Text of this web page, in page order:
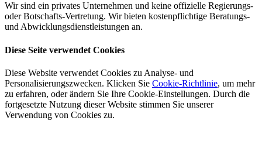
Wir sind ein privates Unternehmen und keine offizielle Regierungs-
oder Botschafts-Vertretung. Wir bieten kostenpflichtige Beratungs-
und Abwicklungsdienstleistungen an.
Diese Seite verwendet Cookies
Diese Website verwendet Cookies zu Analyse- und
Personalisierungszwecken. Klicken Sie Cookie-Richtlinie, um mehr
zu erfahren, oder ändern Sie Ihre Cookie-Einstellungen. Durch die
fortgesetzte Nutzung dieser Website stimmen Sie unserer
Verwendung von Cookies zu.